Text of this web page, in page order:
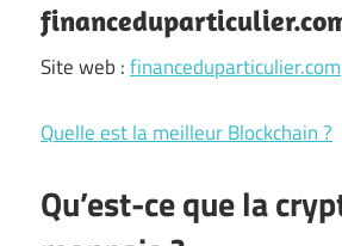
Site web :financeduparticulier.com
Quelle est la meilleur Blockchain ?
Qu’est-ce que la